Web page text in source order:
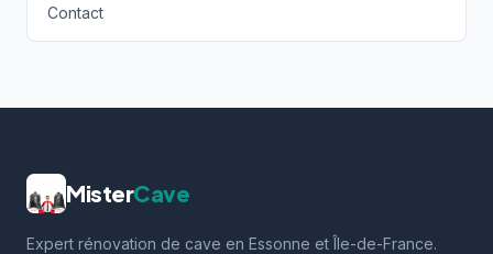
Contact
MisterCave
Expert rénovation de cave en Essonne et Île-de-France.